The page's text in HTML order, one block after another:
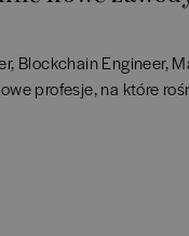
Blockchain Engineer,
profesje, na które